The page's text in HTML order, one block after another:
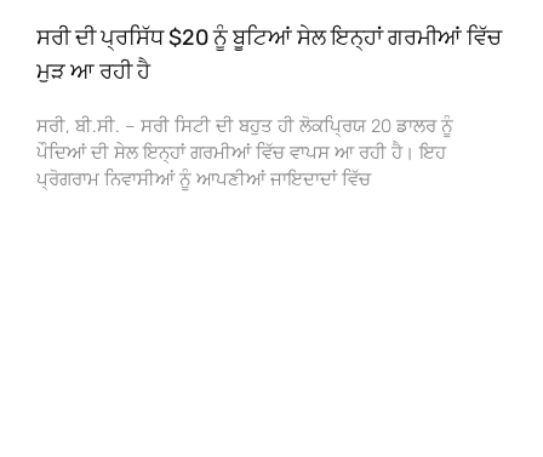
ਸਰੀ ਦੀ ਪ੍ਰਸਿੱਧ $20 ਨੂੰ ਬੂਟਿਆਂ ਸੇਲ ਇਨ੍ਹਾਂ ਗਰਮੀਆਂ ਵਿੱਚ
ਮੁੜ ਆ ਰਹੀ ਹੈ
ਸਰੀ, ਬੀ.ਸੀ. – ਸਰੀ ਸਿਟੀ ਦੀ ਬਹੁਤ ਹੀ ਲੋਕਪ੍ਰਿਯ 20 ਡਾਲਰ ਨੂੰ
ਪੌਦਿਆਂ ਦੀ ਸੇਲ ਇਨ੍ਹਾਂ ਗਰਮੀਆਂ ਵਿੱਚ ਵਾਪਸ ਆ ਰਹੀ ਹੈ। ਇਹ
ਪ੍ਰੋਗਰਾਮ ਨਿਵਾਸੀਆਂ ਨੂੰ ਆਪਣੀਆਂ ਜਾਇਦਾਦਾਂ ਵਿੱਚ